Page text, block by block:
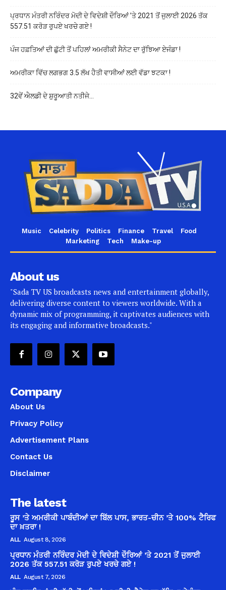
ਪ੍ਰਧਾਨ ਮੰਤਰੀ ਨਰਿੰਦਰ ਮੋਦੀ ਦੇ ਵਿਦੇਸ਼ੀ ਦੌਰਿਆਂ ’ਤੇ 2021 ਤੋਂ ਜੁਲਾਈ 2026 ਤੱਕ
557.51 ਕਰੋੜ ਰੁਪਏ ਖਰਚੇ ਗਏ !
ਪੰਜ ਹਫ਼ਤਿਆਂ ਦੀ ਛੁੱਟੀ ਤੋਂ ਪਹਿਲਾਂ ਅਮਰੀਕੀ ਸੈਨੇਟ ਦਾ ਰੁੱਝਿਆ ਏਜੰਡਾ !
ਅਮਰੀਕਾ ਵਿੱਚ ਲਗਭਗ 3.5 ਲੱਖ ਹੈਤੀ ਵਾਸੀਆਂ ਲਈ ਵੱਡਾ ਝਟਕਾ !
32ਵੇਂ ਐਲਡੀ ਦੇ ਸ਼ੁਰੂਆਤੀ ਨਤੀਜੇ…
Music Celebrity Politics Finance Travel
Food
Marketing
Tech Make-up
About us
"Sada TV US broadcasts news and entertainment globally,
delivering diverse content to viewers worldwide. With a
dynamic mix of programming, it captivates audiences with
its engaging and informative broadcasts."
Company
About Us
Privacy Policy
Advertisement Plans
Contact Us
Disclaimer
The latest
ਰੂਸ ’ਤੇ ਅਮਰੀਕੀ ਪਾਬੰਦੀਆਂ ਦਾ ਬਿੱਲ ਪਾਸ, ਭਾਰਤ-ਚੀਨ ’ਤੇ 100% ਟੈਰਿਫ
ਦਾ ਖ਼ਤਰਾ !
ALL August 8, 2026
ਪ੍ਰਧਾਨ ਮੰਤਰੀ ਨਰਿੰਦਰ ਮੋਦੀ ਦੇ ਵਿਦੇਸ਼ੀ ਦੌਰਿਆਂ ’ਤੇ 2021 ਤੋਂ ਜੁਲਾਈ
2026 ਤੱਕ 557.51 ਕਰੋੜ ਰੁਪਏ ਖਰਚੇ ਗਏ !
ALL August 7, 2026